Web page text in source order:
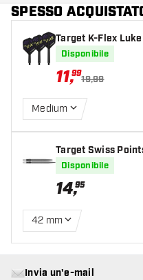
SPESSO
Target K-Flex
Disponibile
11,99
19,99
Medium
Target Swiss
ittler
Disponibile
14,95
42 mm
Invia un'e-mail